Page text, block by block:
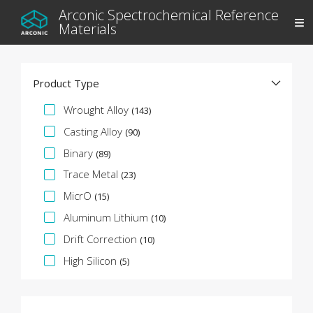
Arconic Spectrochemical Reference
Materials
Product Type
Spezifikationsfacette
Wrought Alloy (143)
Casting Alloy (90)
Binary (89)
Trace Metal (23)
MicrO (15)
Aluminum Lithium (10)
Drift Correction (10)
High Silicon (5)